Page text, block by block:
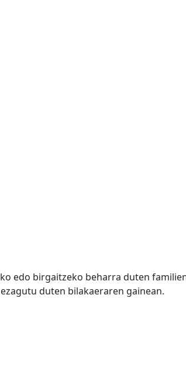
edo birgaitzeko beharra duten
duten bilakaeraren gainean.